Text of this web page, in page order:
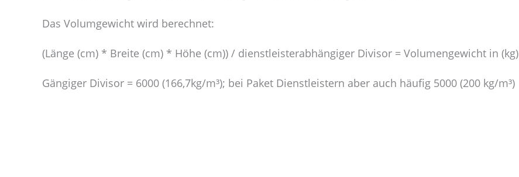
Das Volumgewicht wird berechnet:
(Länge (cm) * Breite (cm) * Höhe (cm)) / dienstleisterabhängiger Divisor = Volumengewicht in (kg)
Gängiger Divisor = 6000 (166,7kg/m³); bei Paket Dienstleistern aber auch häufig 5000 (200 kg/m³)